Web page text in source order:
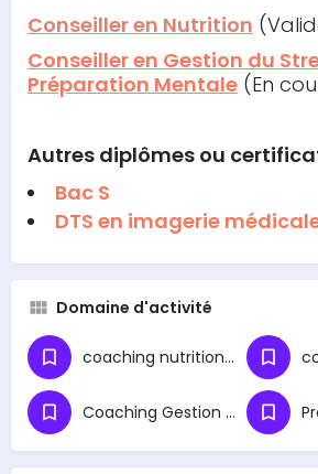
Conseiller en Nutrition
Conseiller en Gestion du
Préparation Mentale (En
Autres diplômes ou
Bac S
DTS en imagerie
Domaine d'activité
coaching nutritionnel
Coaching Gestion du Stress